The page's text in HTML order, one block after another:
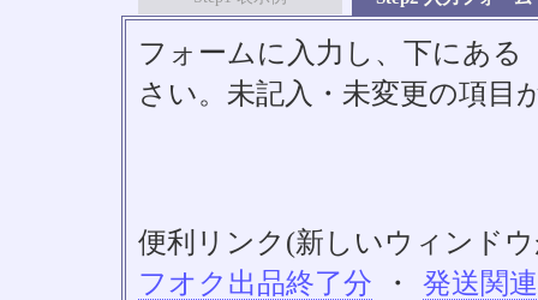
フォームに入力し、下にあ
さい。未記入・未変更の項目
便利リンク(新しいウィンド
フオク出品終了分
・ 発送関